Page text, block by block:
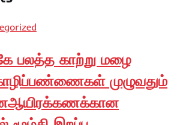
பலத்த காற்று மழை
முழுவதும்